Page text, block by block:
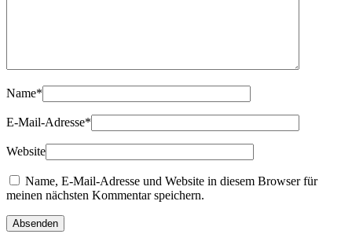
Name*
E-Mail-Adresse*
Website
Name, E-Mail-Adresse und Website in diesem Browser für
meinen nächsten Kommentar speichern.